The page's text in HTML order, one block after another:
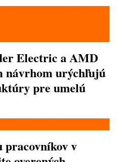
Electric a AMD
návrhom urýchľujú
pre umelú
pracovníkov v